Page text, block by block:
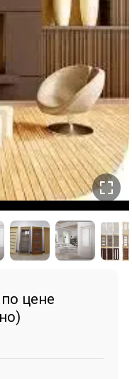
цене